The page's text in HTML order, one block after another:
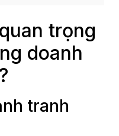
trọng
doanh
tranh